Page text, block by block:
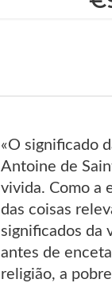
«O significado
Antoine de
vivida. Como a
das coisas
significados da
antes de
religião, a